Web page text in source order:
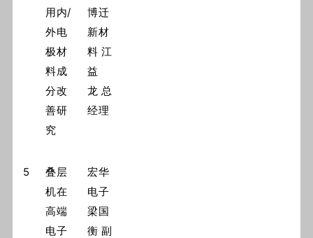
用内/
外电
极材
料成
分改
善研
究
博迁
新材
料 江
益
龙 总
经理
5
叠层
机在
高端
电子
宏华
电子
梁国
衡 副